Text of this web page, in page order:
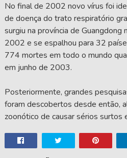
No final de 2002 novo vírus foi
de doença do trato respiratório
surgiu na província de Guangdong
2002 e se espalhou para 32
774 mortes em todo o mundo
em junho de 2003.
Posteriormente, grandes
foram descobertos desde então,
zoonótico de causar sérios surtos